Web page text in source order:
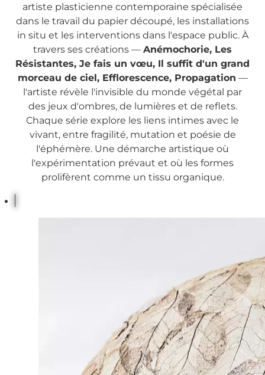
artiste plasticienne contemporaine spécialisée
dans le travail du papier découpé, les installations
in situ et les interventions dans l'espace public. À
travers ses créations — Anémochorie, Les
Résistantes, Je fais un vœu, Il suffit d'un grand
morceau de ciel, Efflorescence, Propagation —
l'artiste révèle l'invisible du monde végétal par
des jeux d'ombres, de lumières et de reflets.
Chaque série explore les liens intimes avec le
vivant, entre fragilité, mutation et poésie de
l'éphémère. Une démarche artistique où
l'expérimentation prévaut et où les formes
prolifèrent comme un tissu organique.